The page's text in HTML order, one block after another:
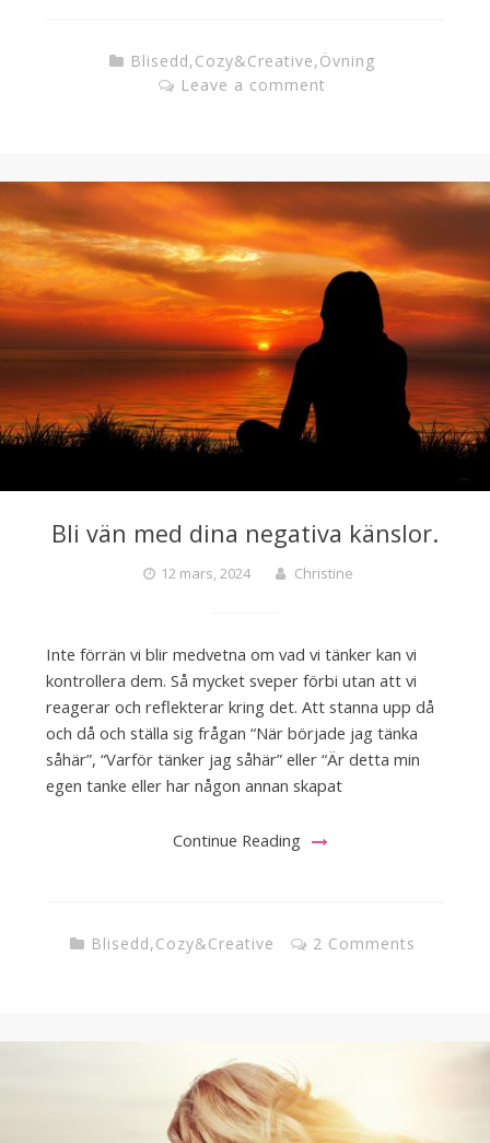
Blisedd,Cozy&Creative,Övning
Leave a comment
Bli vän med dina negativa känslor.
12 mars, 2024 Christine
Inte förrän vi blir medvetna om vad vi tänker kan vi
kontrollera dem. Så mycket sveper förbi utan att vi
reagerar och reflekterar kring det. Att stanna upp då
och då och ställa sig frågan “När började jag tänka
såhär”, “Varför tänker jag såhär” eller “Är detta min
egen tanke eller har någon annan skapat
Continue Reading
Blisedd,Cozy&Creative 2 Comments